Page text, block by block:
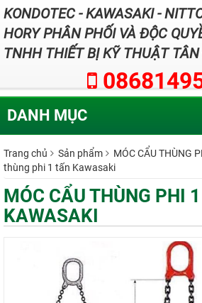
KONDOTEC - KAWASAKI -
HORY PHÂN PHỐI VÀ ĐỘC
TNHH THIẾT BỊ KỸ THUẬT
DANH MỤC
Trang chủ Sản phẩm MÓC CẨU THÙNG
thùng phi 1 tấn Kawasaki
MÓC CẨU THÙNG PHI
KAWASAKI